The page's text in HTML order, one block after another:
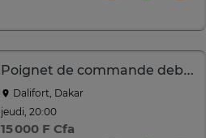
Poignet de commande debrousailleuse
Dalifort, Dakar
jeudi, 20:00
15 000 F Cfa